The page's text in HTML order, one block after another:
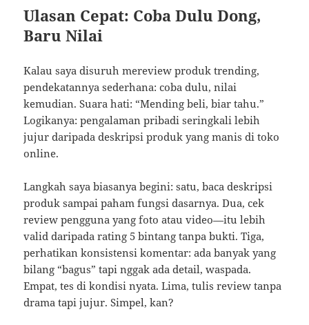
Ulasan Cepat: Coba Dulu Dong,
Baru Nilai
Kalau saya disuruh mereview produk trending,
pendekatannya sederhana: coba dulu, nilai
kemudian. Suara hati: “Mending beli, biar tahu.”
Logikanya: pengalaman pribadi seringkali lebih
jujur daripada deskripsi produk yang manis di toko
online.
Langkah saya biasanya begini: satu, baca deskripsi
produk sampai paham fungsi dasarnya. Dua, cek
review pengguna yang foto atau video—itu lebih
valid daripada rating 5 bintang tanpa bukti. Tiga,
perhatikan konsistensi komentar: ada banyak yang
bilang “bagus” tapi nggak ada detail, waspada.
Empat, tes di kondisi nyata. Lima, tulis review tanpa
drama tapi jujur. Simpel, kan?